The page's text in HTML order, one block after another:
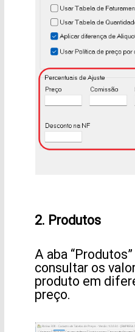
2. Produtos
A aba
consultar os
produto em
preço.